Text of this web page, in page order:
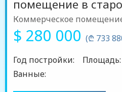
помещение в
Коммерческое
$ 280 000 (₾ 733
Год постройки:
Площадь:
Ванные: